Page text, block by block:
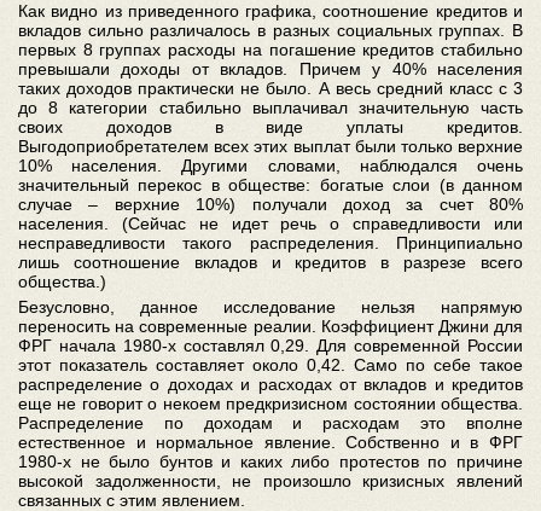
Как видно из приведенного графика, соотношение кредитов и
вкладов сильно различалось в разных социальных группах. В
первых 8 группах расходы на погашение кредитов стабильно
превышали доходы от вкладов. Причем у 40% населения
таких доходов практически не было. А весь средний класс с 3
до 8 категории стабильно выплачивал значительную часть
своих доходов в виде уплаты кредитов.
Выгодоприобретателем всех этих выплат были только верхние
10% населения. Другими словами, наблюдался очень
значительный перекос в обществе: богатые слои (в данном
случае – верхние 10%) получали доход за счет 80%
населения. (Сейчас не идет речь о справедливости или
несправедливости такого распределения. Принципиально
лишь соотношение вкладов и кредитов в разрезе всего
общества.)
Безусловно, данное исследование нельзя напрямую
переносить на современные реалии. Коэффициент Джини для
ФРГ начала 1980-х составлял 0,29. Для современной России
этот показатель составляет около 0,42. Само по себе такое
распределение о доходах и расходах от вкладов и кредитов
еще не говорит о некоем предкризисном состоянии общества.
Распределение по доходам и расходам это вполне
естественное и нормальное явление. Собственно и в ФРГ
1980-х не было бунтов и каких либо протестов по причине
высокой задолженности, не произошло кризисных явлений
связанных с этим явлением.